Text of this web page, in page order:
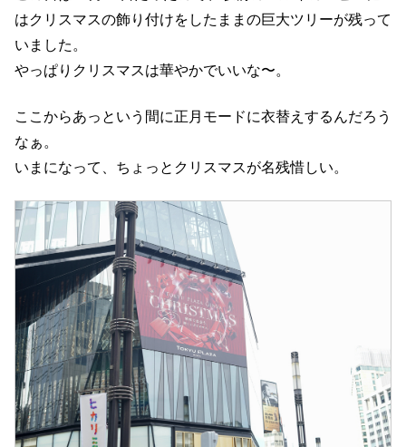
はクリスマスの飾り付けをしたままの巨大ツリーが残って
いました。
やっぱりクリスマスは華やかでいいな〜。
ここからあっという間に正月モードに衣替えするんだろう
なぁ。
いまになって、ちょっとクリスマスが名残惜しい。